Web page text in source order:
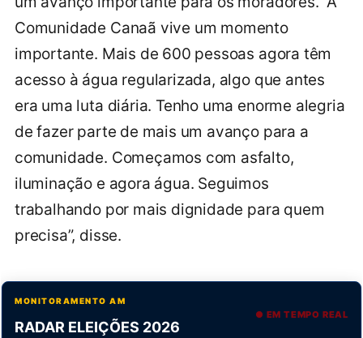
Comunidade Canaã vive um momento
importante. Mais de 600 pessoas agora têm
acesso à água regularizada, algo que antes
era uma luta diária. Tenho uma enorme alegria
de fazer parte de mais um avanço para a
comunidade. Começamos com asfalto,
iluminação e agora água. Seguimos
trabalhando por mais dignidade para quem
precisa”, disse.
MONITORAMENTO AM
RADAR ELEIÇÕES 2026
● EM TEMPO REAL